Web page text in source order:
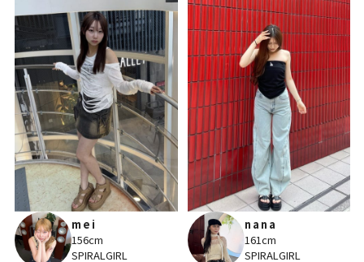
mei
156cm
SPIRALGIRL
nana
161cm
SPIRALGIRL